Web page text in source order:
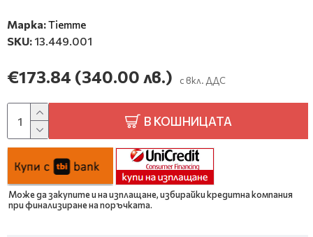
Марка:Tiemme
SKU: 13.449.001
€173.84 (340.00 лв.) с вкл. ДДС
В КОШНИЦАТА
Може да закупите и на изплащане, избирайки кредитна компания
при финализиране на поръчката.